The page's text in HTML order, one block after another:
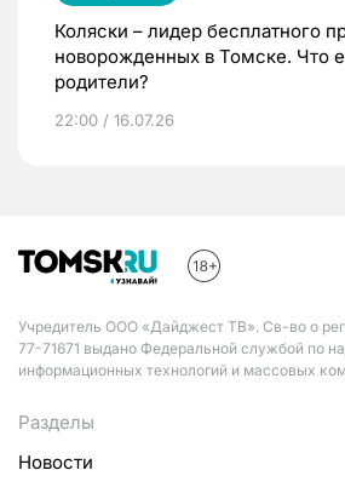
Коляски – лидер бесплатного
новорожденных в Томске. Что
родители?
22:00 / 16.07.26
Учредитель ООО «Дайджест ТВ». Св-во о
77-71671 выдано Федеральной службой по
информационных технологий и массовых
Разделы
Новости